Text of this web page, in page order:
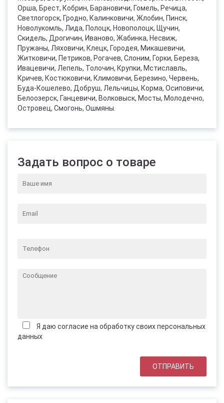
Орша, Брест, Кобрин, Барановичи, Гомель, Речица,
Светлогорск, Гродно, Калинковичи, Жлобин, Пинск,
Новолукомль, Лида, Полоцк, Новополоцк, Щучин,
Скидель, Дрогичин, Иваново, Жабинка, Несвиж,
Пружаны, Ляховичи, Клецк, Городея, Микашевичи,
Житковичи, Петриков, Рогачев, Слоним, Горки, Береза,
Ивацевичи, Лепель, Толочин, Крупки, Мстиславль,
Кричев, Костюковичи, Климовичи, Березино, Червень,
Буда-Кошелево, Добруш, Лельчицы, Корма, Осиповичи,
Белоозерск, Ганцевичи, Волковыск, Мосты, Молодечно,
Островец, Смогонь, Ошмяны.
Задать вопрос о товаре
Я даю согласие на обработку своих персональных
данных